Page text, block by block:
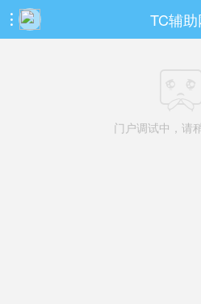
 TC辅助
门户调试中，请